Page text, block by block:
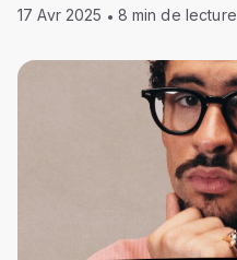
17 Avr 2025 8 min de lecture